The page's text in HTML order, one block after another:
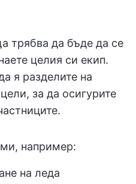
трябва да бъде да се
целия си екип.
я разделите на
за да осигурите
например:
на леда